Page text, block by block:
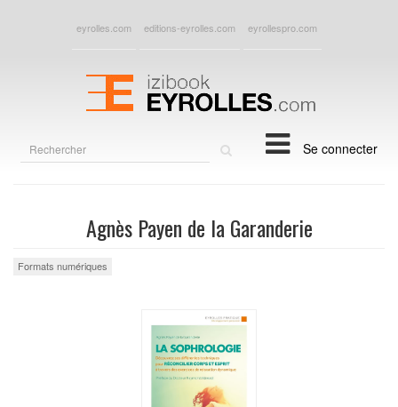
eyrolles.com editions-eyrolles.com eyrollespro.com
Se connecter
Agnès Payen de la Garanderie
Formats numériques